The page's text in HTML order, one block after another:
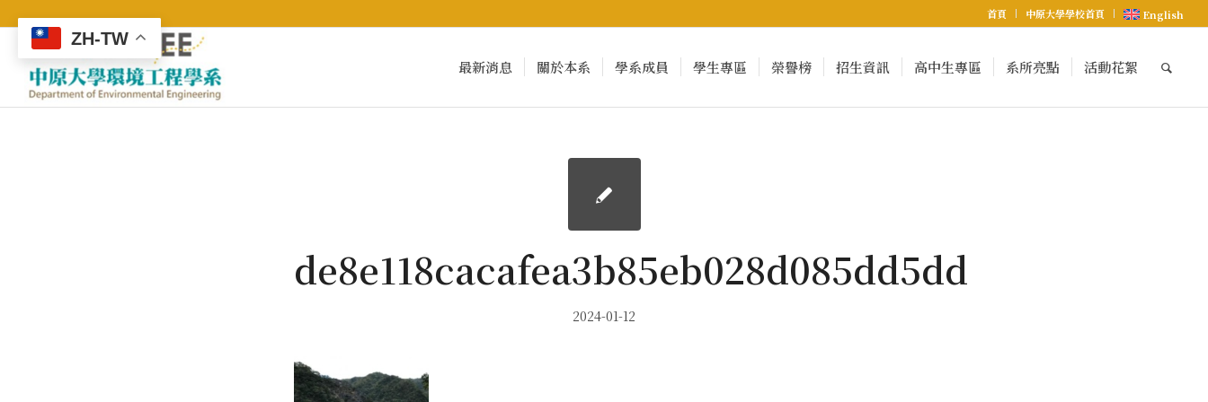
首頁 中原大學學校首頁 English
最新消息 關於本系 學系成員 學生專區 榮譽榜 招生資訊 高中生專區 系所亮點 活動花絮
de8e118cacafea3b85eb028d085dd5dd
2024-01-12
ZH-TW